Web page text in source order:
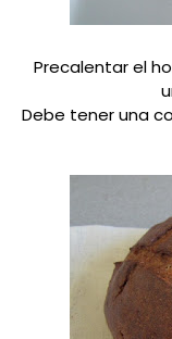
Precalentar el
Debe tener una